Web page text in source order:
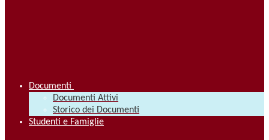
Documenti
Documenti Attivi
Storico dei Documenti
Studenti e Famiglie